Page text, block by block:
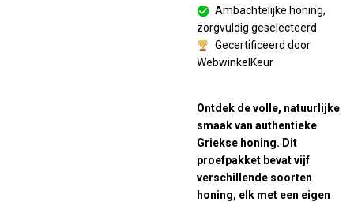
Ambachtelijke honing,
zorgvuldig geselecteerd
Gecertificeerd door
WebwinkelKeur
Ontdek de volle, natuurlijke
smaak van authentieke
Griekse honing. Dit
proefpakket bevat vijf
verschillende soorten
honing, elk met een eigen